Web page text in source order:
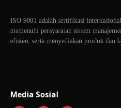
ISO 9001 adalah sertifikasi
memenuhi persyaratan sistem
efisien, serta menyediakan produk dan
Media Sosial